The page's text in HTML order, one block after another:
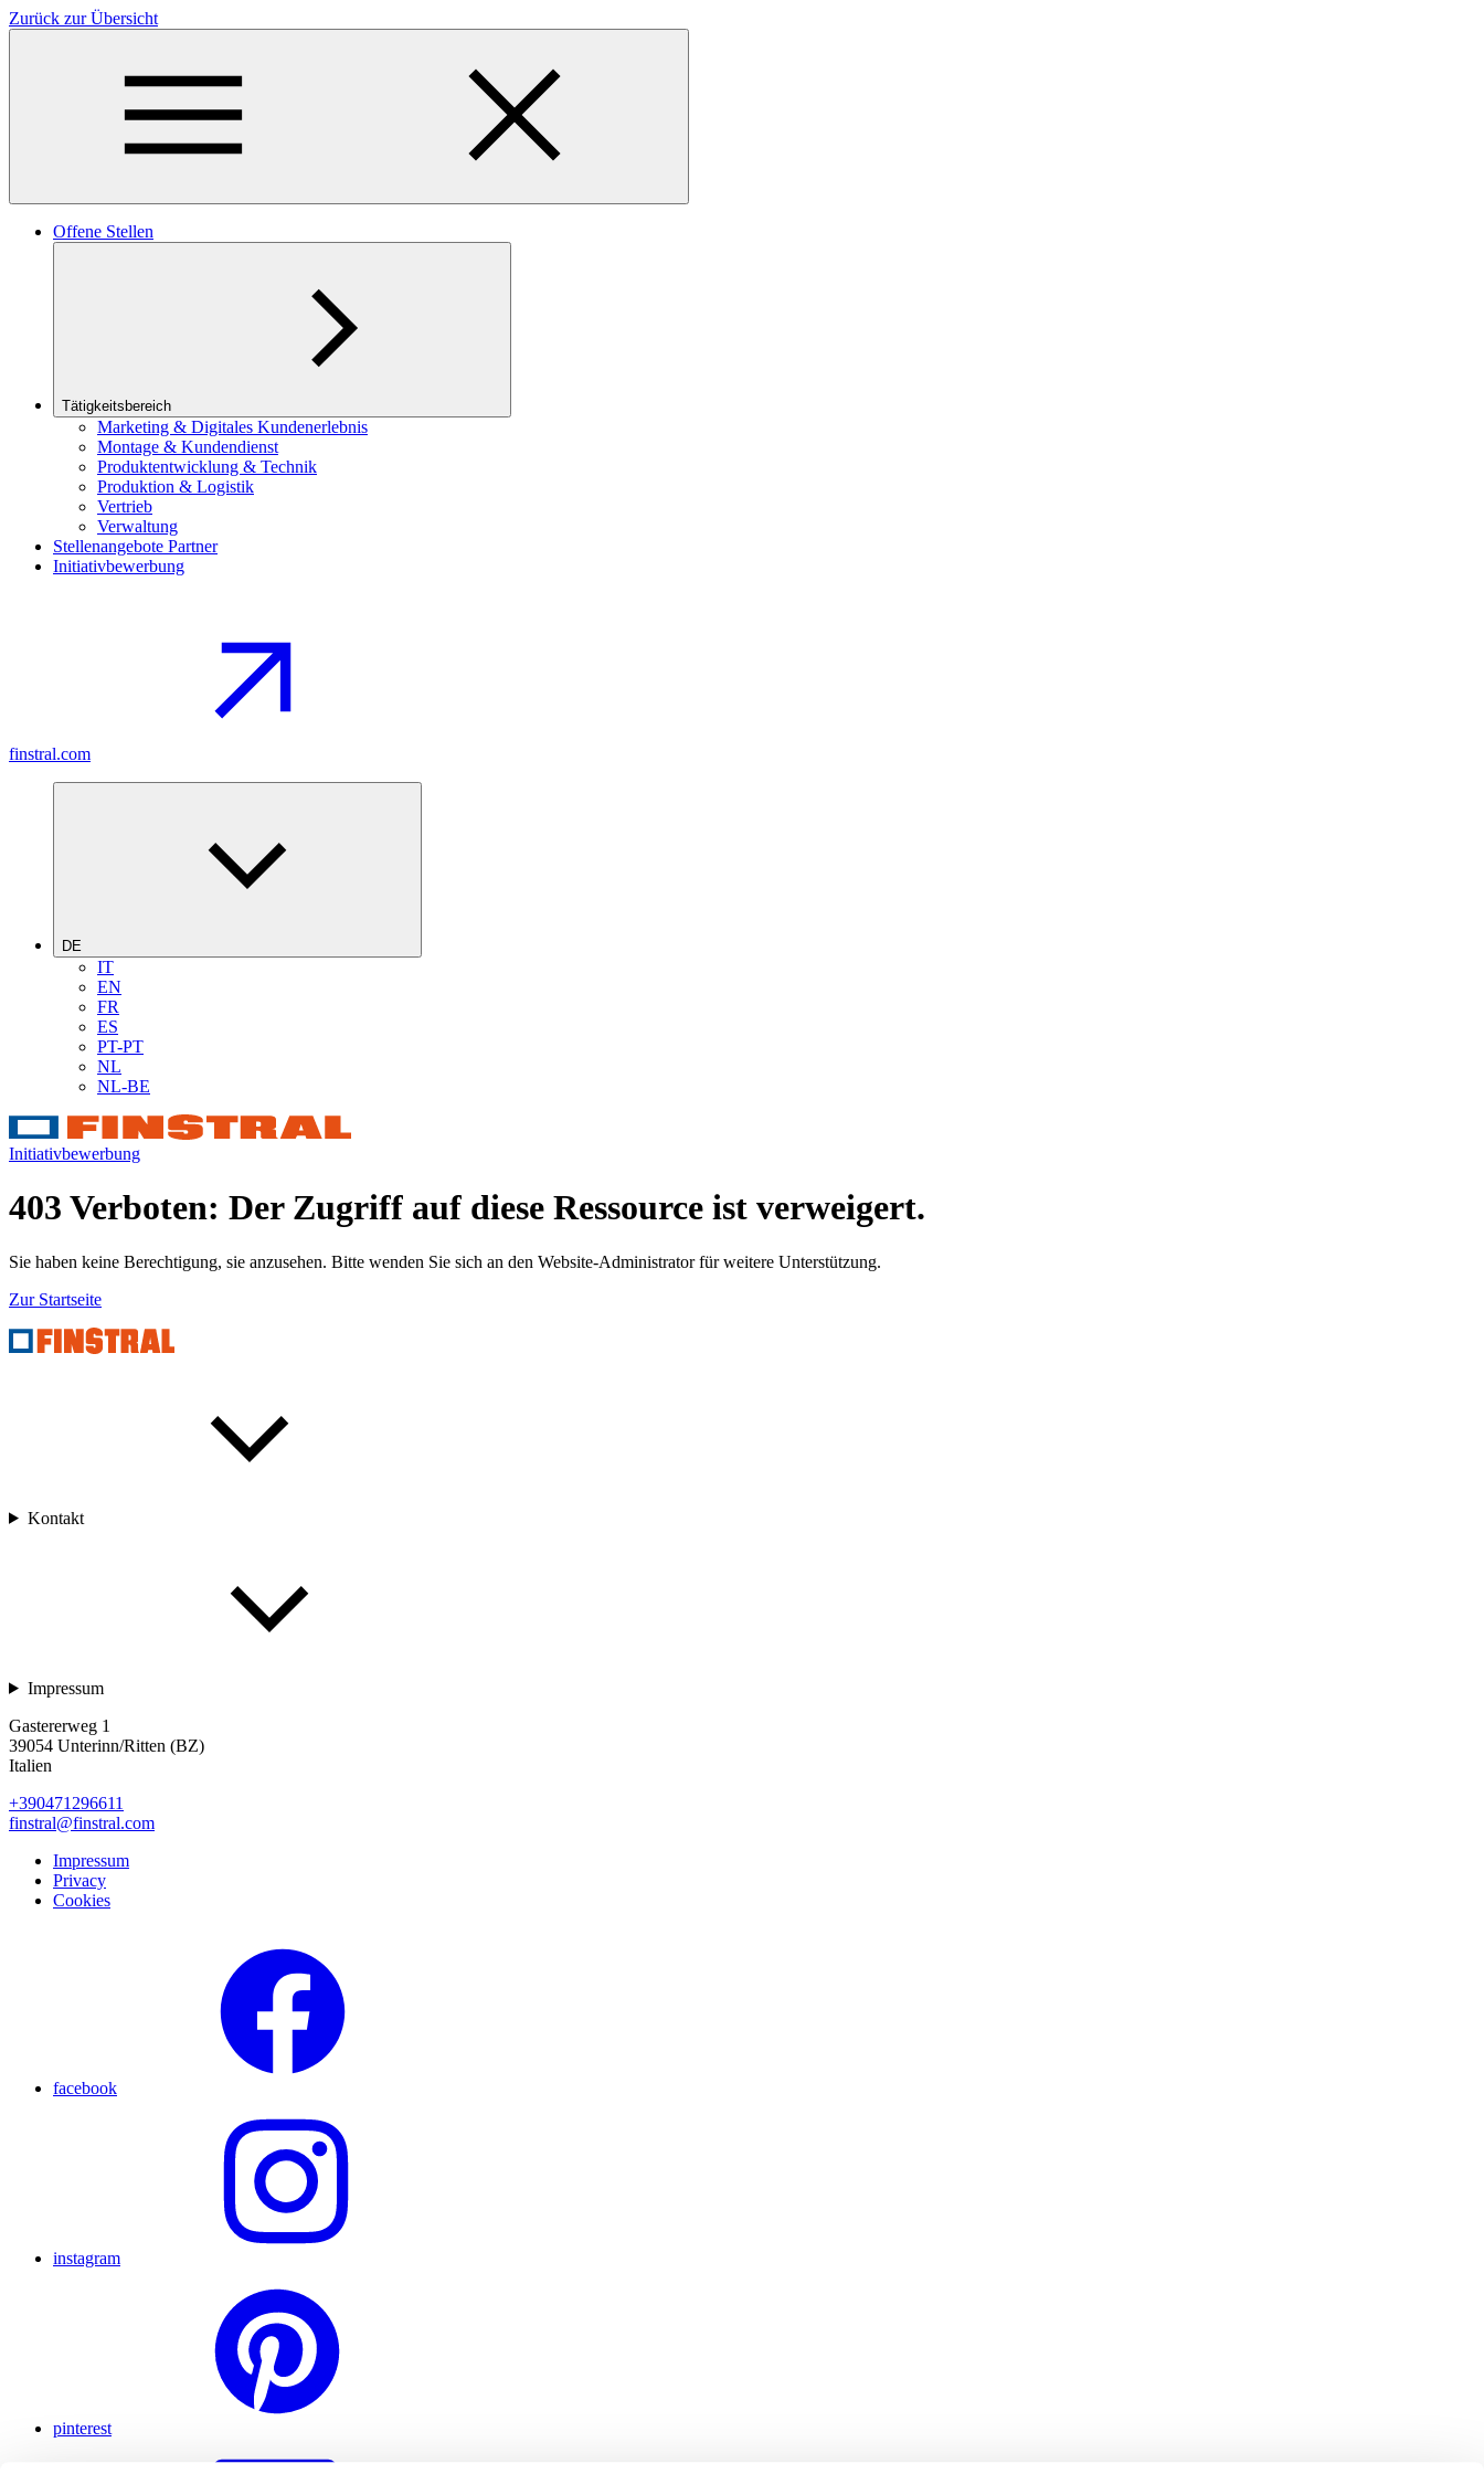
Zurück zur Übersicht
Offene Stellen
Tätigkeitsbereich
Marketing & Digitales Kundenerlebnis
Montage & Kundendienst
Produktentwicklung & Technik
Produktion & Logistik
Vertrieb
Verwaltung
Stellenangebote Partner
Initiativbewerbung
finstral.com
DE
IT
EN
FR
ES
PT-PT
NL
NL-BE
Initiativbewerbung
403 Verboten: Der Zugriff auf diese Ressource ist verweigert.
Sie haben keine Berechtigung, sie anzusehen. Bitte wenden Sie sich an den Website-Administrator für weitere Unterstützung.
Zur Startseite
Kontakt
Impressum
Gastererweg 1
39054 Unterinn/Ritten (BZ)
Italien
+390471296611
finstral@finstral.com
Impressum
Privacy
Cookies
facebook
instagram
pinterest